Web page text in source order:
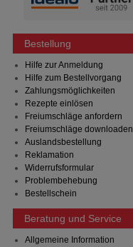
Bestellung
Hilfe zur Anmeldung
Hilfe zum Bestellvorgang
Zahlungsmöglichkeiten
Rezepte einlösen
Freiumschläge anfordern
Freiumschläge downloaden
Auslandsbestellung
Reklamation
Widerrufsformular
Problembehebung
Bestellschein
Beratung und Service
Allgemeine Information